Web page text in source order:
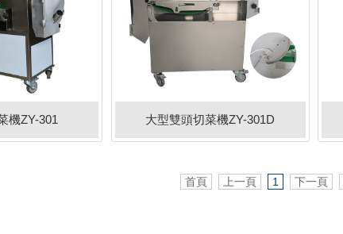
機ZY-301 大型雙頭切菜機ZY-301D
首頁 上一頁 1 下一頁